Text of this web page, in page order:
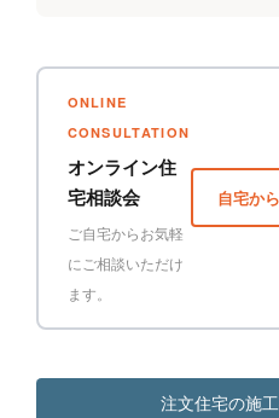
ONLINE
CONSULTATION
オンライン住
宅相談会
ご自宅からお気軽
にご相談いただけ
ます。
自宅か
注文住宅の施